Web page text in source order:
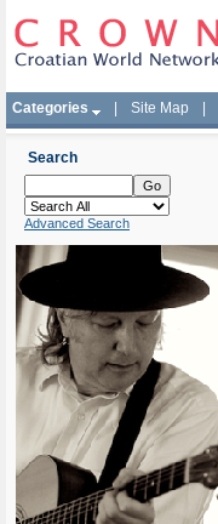
Categories Site Map
Search
Advanced Search